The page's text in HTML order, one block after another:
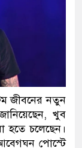
জীবনের নতুন
খুব
হতে চলেছেন।
পোস্টে